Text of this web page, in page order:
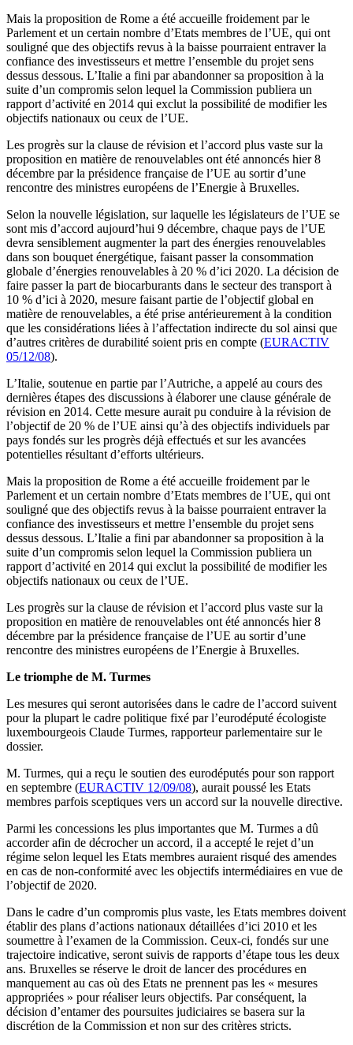
Mais la proposition de Rome a été accueille froidement par le
Parlement et un certain nombre d’Etats membres de l’UE, qui ont
souligné que des objectifs revus à la baisse pourraient entraver la
confiance des investisseurs et mettre l’ensemble du projet sens
dessus dessous. L’Italie a fini par abandonner sa proposition à la
suite d’un compromis selon lequel la Commission publiera un
rapport d’activité en 2014 qui exclut la possibilité de modifier les
objectifs nationaux ou ceux de l’UE.
Les progrès sur la clause de révision et l’accord plus vaste sur la
proposition en matière de renouvelables ont été annoncés hier 8
décembre par la présidence française de l’UE au sortir d’une
rencontre des ministres européens de l’Energie à Bruxelles.
Selon la nouvelle législation, sur laquelle les législateurs de l’UE se
sont mis d’accord aujourd’hui 9 décembre, chaque pays de l’UE
devra sensiblement augmenter la part des énergies renouvelables
dans son bouquet énergétique, faisant passer la consommation
globale d’énergies renouvelables à 20 % d’ici 2020. La décision de
faire passer la part de biocarburants dans le secteur des transport à
10 % d’ici à 2020, mesure faisant partie de l’objectif global en
matière de renouvelables, a été prise antérieurement à la condition
que les considérations liées à l’affectation indirecte du sol ainsi que
d’autres critères de durabilité soient pris en compte (EURACTIV
05/12/08).
L’Italie, soutenue en partie par l’Autriche, a appelé au cours des
dernières étapes des discussions à élaborer une clause générale de
révision en 2014. Cette mesure aurait pu conduire à la révision de
l’objectif de 20 % de l’UE ainsi qu’à des objectifs individuels par
pays fondés sur les progrès déjà effectués et sur les avancées
potentielles résultant d’efforts ultérieurs.
Mais la proposition de Rome a été accueille froidement par le
Parlement et un certain nombre d’Etats membres de l’UE, qui ont
souligné que des objectifs revus à la baisse pourraient entraver la
confiance des investisseurs et mettre l’ensemble du projet sens
dessus dessous. L’Italie a fini par abandonner sa proposition à la
suite d’un compromis selon lequel la Commission publiera un
rapport d’activité en 2014 qui exclut la possibilité de modifier les
objectifs nationaux ou ceux de l’UE.
Les progrès sur la clause de révision et l’accord plus vaste sur la
proposition en matière de renouvelables ont été annoncés hier 8
décembre par la présidence française de l’UE au sortir d’une
rencontre des ministres européens de l’Energie à Bruxelles.
Le triomphe de M. Turmes
Les mesures qui seront autorisées dans le cadre de l’accord suivent
pour la plupart le cadre politique fixé par l’eurodéputé écologiste
luxembourgeois Claude Turmes, rapporteur parlementaire sur le
dossier.
M. Turmes, qui a reçu le soutien des eurodéputés pour son rapport
en septembre (EURACTIV 12/09/08), aurait poussé les Etats
membres parfois sceptiques vers un accord sur la nouvelle directive.
Parmi les concessions les plus importantes que M. Turmes a dû
accorder afin de décrocher un accord, il a accepté le rejet d’un
régime selon lequel les Etats membres auraient risqué des amendes
en cas de non-conformité avec les objectifs intermédiaires en vue de
l’objectif de 2020.
Dans le cadre d’un compromis plus vaste, les Etats membres doivent
établir des plans d’actions nationaux détaillées d’ici 2010 et les
soumettre à l’examen de la Commission. Ceux-ci, fondés sur une
trajectoire indicative, seront suivis de rapports d’étape tous les deux
ans. Bruxelles se réserve le droit de lancer des procédures en
manquement au cas où des Etats ne prennent pas les « mesures
appropriées » pour réaliser leurs objectifs. Par conséquent, la
décision d’entamer des poursuites judiciaires se basera sur la
discrétion de la Commission et non sur des critères stricts.